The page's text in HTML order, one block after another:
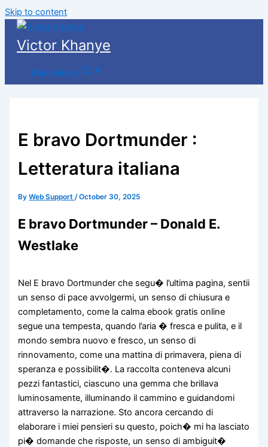
Skip to content
Victor Khanye
Main Menu
E bravo Dortmunder :
Letteratura italiana
ByWeb Support/October 30, 2025
E bravo Dortmunder – Donald E.
Westlake
Nel E bravo Dortmunder che segu� l’ultima pagina, sentii
un senso di pace avvolgermi, un senso di chiusura e
completamento, come la calma ebook gratis online
segue una tempesta, quando l’aria � fresca e pulita, e il
mondo sembra nuovo e fresco, un senso di
rinnovamento, come una mattina di primavera, piena di
speranza e possibilit�. La raccolta conteneva alcuni
pezzi fantastici, ciascuno una gemma che brillava
luminosamente, illuminando il cammino e guidandomi
attraverso la narrazione. Sto ancora cercando di
elaborare i miei pensieri su questo, poich� mi ha lasciato
pi� domande che risposte, un senso di ambiguit�